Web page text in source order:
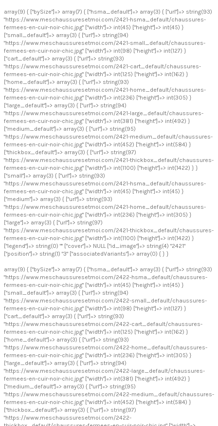
array(9) { ["bySize"]=> array(7) { ["hsma_default"]=> array(3) { ["url"]=> string(93)
"https://www.meschaussuresetmoi.com/2421-hsma_default/chaussures-
fermees-en-cuir-noir-chic.jpg" ["width"]=> int(45) ["height"]=> int(45) }
["small_default"]=> array(3) { ["url"]=> string(94)
"https://www.meschaussuresetmoi.com/2421-small_default/chaussures-
fermees-en-cuir-noir-chic.jpg" ["width"]=> int(98) ["height"]=> int(127) }
["cart_default"]=> array(3) { ["url"]=> string(93)
"https://www.meschaussuresetmoi.com/2421-cart_default/chaussures-
fermees-en-cuir-noir-chic.jpg" ["width"]=> int(125) ["height"]=> int(162) }
["home_default"]=> array(3) { ["url"]=> string(93)
"https://www.meschaussuresetmoi.com/2421-home_default/chaussures-
fermees-en-cuir-noir-chic.jpg" ["width"]=> int(236) ["height"]=> int(305) }
["large_default"]=> array(3) { ["url"]=> string(94)
"https://www.meschaussuresetmoi.com/2421-large_default/chaussures-
fermees-en-cuir-noir-chic.jpg" ["width"]=> int(381) ["height"]=> int(492) }
["medium_default"]=> array(3) { ["url"]=> string(95)
"https://www.meschaussuresetmoi.com/2421-medium_default/chaussures-
fermees-en-cuir-noir-chic.jpg" ["width"]=> int(452) ["height"]=> int(584) }
["thickbox_default"]=> array(3) { ["url"]=> string(97)
"https://www.meschaussuresetmoi.com/2421-thickbox_default/chaussures-
fermees-en-cuir-noir-chic.jpg" ["width"]=> int(1100) ["height"]=> int(1422) } }
["small"]=> array(3) { ["url"]=> string(93)
"https://www.meschaussuresetmoi.com/2421-hsma_default/chaussures-
fermees-en-cuir-noir-chic.jpg" ["width"]=> int(45) ["height"]=> int(45) }
["medium"]=> array(3) { ["url"]=> string(93)
"https://www.meschaussuresetmoi.com/2421-home_default/chaussures-
fermees-en-cuir-noir-chic.jpg" ["width"]=> int(236) ["height"]=> int(305) }
["large"]=> array(3) { ["url"]=> string(97)
"https://www.meschaussuresetmoi.com/2421-thickbox_default/chaussures-
fermees-en-cuir-noir-chic.jpg" ["width"]=> int(1100) ["height"]=> int(1422) }
["legend"]=> string(0) "" ["cover"]=> NULL ["id_image"]=> string(4) "2421"
["position"]=> string(1) "3" ["associatedVariants"]=> array(0) { } }
array(9) { ["bySize"]=> array(7) { ["hsma_default"]=> array(3) { ["url"]=> string(93)
"https://www.meschaussuresetmoi.com/2422-hsma_default/chaussures-
fermees-en-cuir-noir-chic.jpg" ["width"]=> int(45) ["height"]=> int(45) }
["small_default"]=> array(3) { ["url"]=> string(94)
"https://www.meschaussuresetmoi.com/2422-small_default/chaussures-
fermees-en-cuir-noir-chic.jpg" ["width"]=> int(98) ["height"]=> int(127) }
["cart_default"]=> array(3) { ["url"]=> string(93)
"https://www.meschaussuresetmoi.com/2422-cart_default/chaussures-
fermees-en-cuir-noir-chic.jpg" ["width"]=> int(125) ["height"]=> int(162) }
["home_default"]=> array(3) { ["url"]=> string(93)
"https://www.meschaussuresetmoi.com/2422-home_default/chaussures-
fermees-en-cuir-noir-chic.jpg" ["width"]=> int(236) ["height"]=> int(305) }
["large_default"]=> array(3) { ["url"]=> string(94)
"https://www.meschaussuresetmoi.com/2422-large_default/chaussures-
fermees-en-cuir-noir-chic.jpg" ["width"]=> int(381) ["height"]=> int(492) }
["medium_default"]=> array(3) { ["url"]=> string(95)
"https://www.meschaussuresetmoi.com/2422-medium_default/chaussures-
fermees-en-cuir-noir-chic.jpg" ["width"]=> int(452) ["height"]=> int(584) }
["thickbox_default"]=> array(3) { ["url"]=> string(97)
"https://www.meschaussuresetmoi.com/2422-